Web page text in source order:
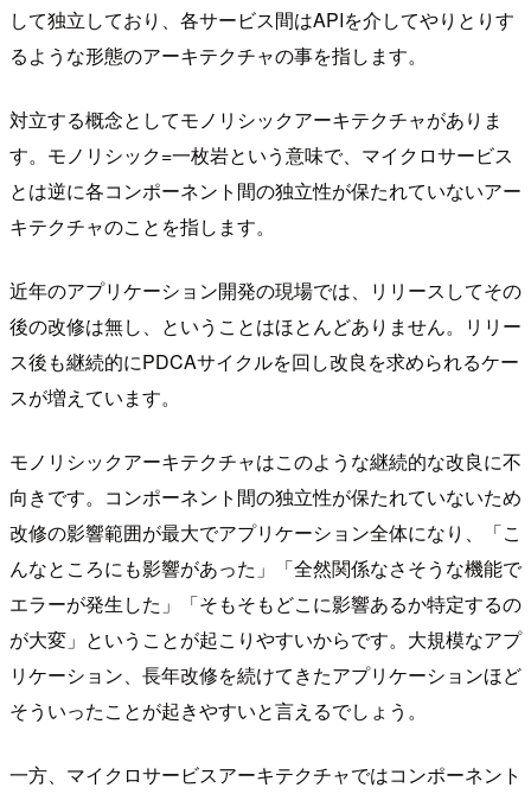
して独立しており、各サービス間はAPIを介してやりとりす
るような形態のアーキテクチャの事を指します。
対立する概念としてモノリシックアーキテクチャがありま
す。モノリシック=一枚岩という意味で、マイクロサービス
とは逆に各コンポーネント間の独立性が保たれていないアー
キテクチャのことを指します。
近年のアプリケーション開発の現場では、リリースしてその
後の改修は無し、ということはほとんどありません。リリー
ス後も継続的にPDCAサイクルを回し改良を求められるケー
スが増えています。
モノリシックアーキテクチャはこのような継続的な改良に不
向きです。コンポーネント間の独立性が保たれていないため
改修の影響範囲が最大でアプリケーション全体になり、「こ
んなところにも影響があった」「全然関係なさそうな機能で
エラーが発生した」「そもそもどこに影響あるか特定するの
が大変」ということが起こりやすいからです。大規模なアプ
リケーション、長年改修を続けてきたアプリケーションほど
そういったことが起きやすいと言えるでしょう。
一方、マイクロサービスアーキテクチャではコンポーネント